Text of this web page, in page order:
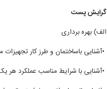
گرایش پست
الف) بهره برداری
•آشنایی باساختمان و طرز کار تجهیزات
•آشنایی با شرایط مناسب عملکرد هر